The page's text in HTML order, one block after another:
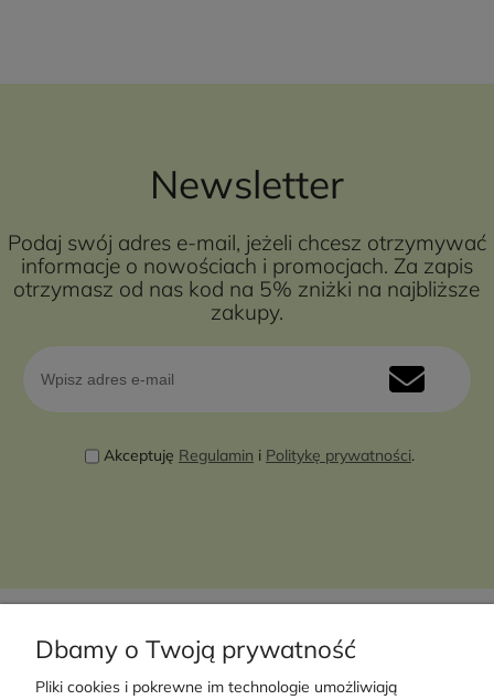
Newsletter
Podaj swój adres e-mail, jeżeli chcesz otrzymywać
informacje o nowościach i promocjach. Za zapis
otrzymasz od nas kod na 5% zniżki na najbliższe
zakupy.
Akceptuję Regulamin i Politykę prywatności.
Dbamy o Twoją prywatność
Pliki cookies i pokrewne im technologie umożliwiają